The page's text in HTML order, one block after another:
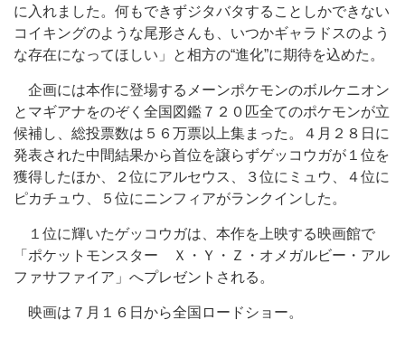
に入れました。何もできずジタバタすることしかできない
コイキングのような尾形さんも、いつかギャラドスのよう
な存在になってほしい」と相方の“進化”に期待を込めた。
企画には本作に登場するメーンポケモンのボルケニオン
とマギアナをのぞく全国図鑑７２０匹全てのポケモンが立
候補し、総投票数は５６万票以上集まった。４月２８日に
発表された中間結果から首位を譲らずゲッコウガが１位を
獲得したほか、２位にアルセウス、３位にミュウ、４位に
ピカチュウ、５位にニンフィアがランクインした。
１位に輝いたゲッコウガは、本作を上映する映画館で
「ポケットモンスター Ｘ・Ｙ・Ｚ・オメガルビー・アル
ファサファイア」へプレゼントされる。
映画は７月１６日から全国ロードショー。